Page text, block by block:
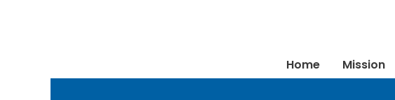
Home
Mission